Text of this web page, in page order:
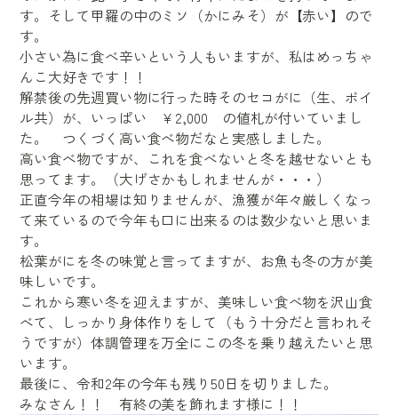
す。そして甲羅の中のミソ（かにみそ）が【赤い】ので
す。
小さい為に食べ辛いという人もいますが、私はめっちゃ
んこ大好きです！！
解禁後の先週買い物に行った時そのセコがに（生、ボイ
ル共）が、いっぱい ￥2,000 の値札が付いていまし
た。 つくづく高い食べ物だなと実感しました。
高い食べ物ですが、これを食べないと冬を越せないとも
思ってます。（大げさかもしれませんが・・・）
正直今年の相場は知りませんが、漁獲が年々厳しくなっ
て来ているので今年も口に出来るのは数少ないと思いま
す。
松葉がにを冬の味覚と言ってますが、お魚も冬の方が美
味しいです。
これから寒い冬を迎えますが、美味しい食べ物を沢山食
べて、しっかり身体作りをして（もう十分だと言われそ
うですが）体調管理を万全にこの冬を乗り越えたいと思
います。
最後に、令和2年の今年も残り50日を切りました。
みなさん！！ 有終の美を飾れます様に！！